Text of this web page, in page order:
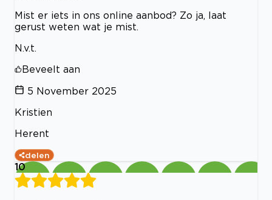
Mist er iets in ons online aanbod? Zo ja, laat
gerust weten wat je mist.
N.v.t.
Beveelt aan
5 November 2025
Kristien
Herent
delen
10